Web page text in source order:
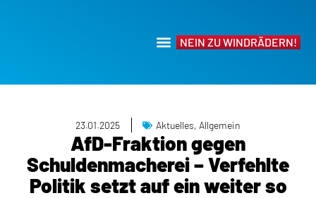
NEIN ZU WINDRÄDERN!
23.01.2025 Aktuelles, Allgemein
AfD-Fraktion gegen
Schuldenmacherei – Verfehlte
Politik setzt auf ein weiter so